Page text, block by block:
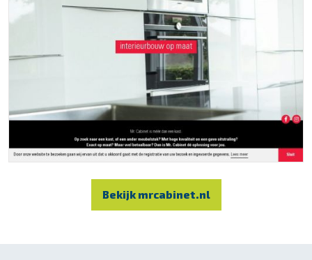
Bekijk mrcabinet.nl